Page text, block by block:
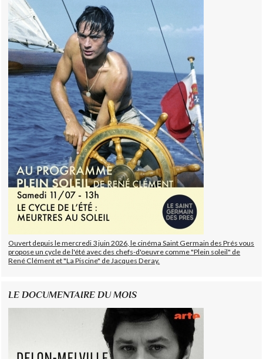
Ouvert depuis le mercredi 3 juin 2026, le cinéma Saint Germain des Prés vous
propose un cycle de l'été avec des chefs-d'oeuvre comme "Plein soleil" de
René Clément et "La Piscine" de Jacques Deray.
LE DOCUMENTAIRE DU MOIS